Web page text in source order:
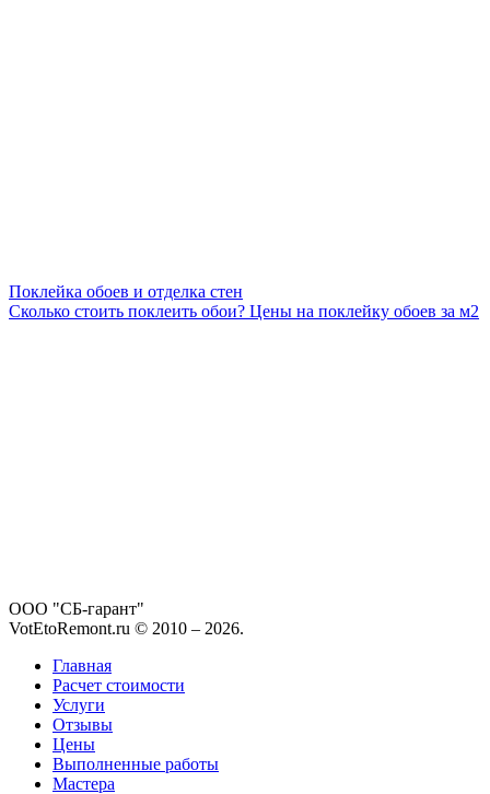
Поклейка обоев и отделка стен
Сколько стоить поклеить обои? Цены на поклейку обоев за м2
ООО "СБ-гарант"
VotEtoRemont.ru © 2010 – 2026.
Главная
Расчет стоимости
Услуги
Отзывы
Цены
Выполненные работы
Мастера